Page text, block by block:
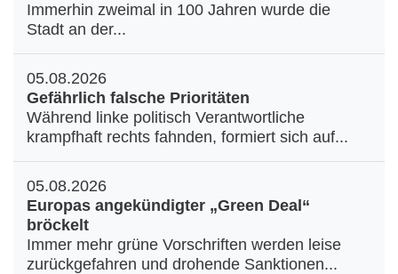
Immerhin zweimal in 100 Jahren wurde die
Stadt an der...
05.08.2026
Gefährlich falsche Prioritäten
Während linke politisch Verantwortliche
krampfhaft rechts fahnden, formiert sich auf...
05.08.2026
Europas angekündigter „Green Deal“
bröckelt
Immer mehr grüne Vorschriften werden leise
zurückgefahren und drohende Sanktionen...